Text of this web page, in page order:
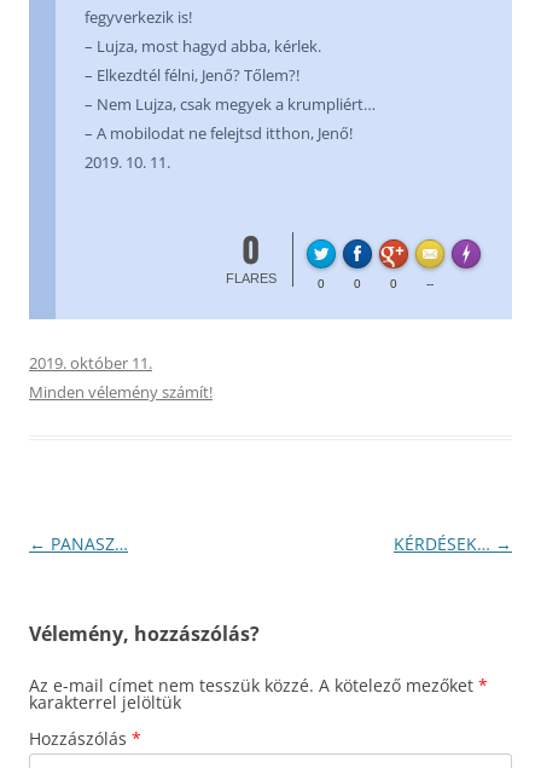
fegyverkezik is!
– Lujza, most hagyd abba, kérlek.
– Elkezdtél félni, Jenő? Tőlem?!
– Nem Lujza, csak megyek a krumpliért…
– A mobilodat ne felejtsd itthon, Jenő!
2019. 10. 11.
0
FLARES 0 0 0 --
Made with
2019. október 11.
Minden vélemény számít!
Bejegyzés
← PANASZ… KÉRDÉSEK… →
Vélemény, hozzászólás?
Az e-mail címet nem tesszük közzé. A kötelező mezőket *
karakterrel jelöltük
Hozzászólás *